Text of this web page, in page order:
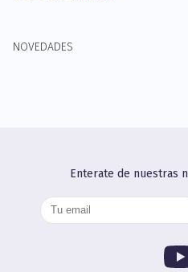
NOVEDADES
Enterate de nuestras